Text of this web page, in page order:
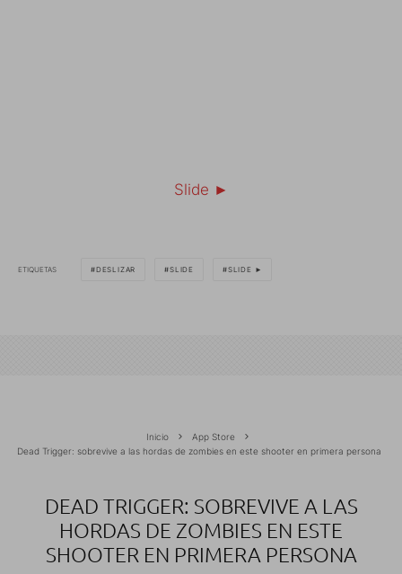
Slide ►
ETIQUETAS DESLIZAR SLIDE SLIDE ►
Inicio
App Store
Dead Trigger: sobrevive a las hordas de zombies en este shooter en primera persona
DEAD TRIGGER: SOBREVIVE A LAS
HORDAS DE ZOMBIES EN ESTE
SHOOTER EN PRIMERA PERSONA